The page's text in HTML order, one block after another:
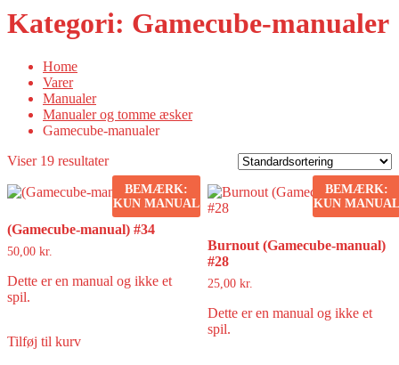
Kategori: Gamecube-manualer
Home
Varer
Manualer
Manualer og tomme æsker
Gamecube-manualer
Viser 19 resultater
BEMÆRK:
KUN MANUAL
(Gamecube-manual) #34
50,00 kr.
Dette er en manual og ikke et
spil.
Tilføj til kurv
BEMÆRK:
KUN MANUAL
Burnout (Gamecube-manual)
#28
25,00 kr.
Dette er en manual og ikke et
spil.